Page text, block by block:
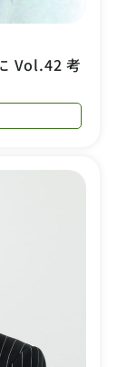
Vol.42 考